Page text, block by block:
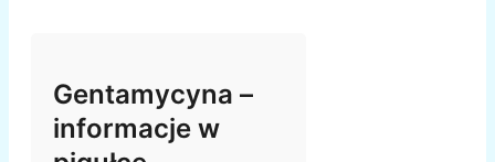
Gentamycyna –
informacje w